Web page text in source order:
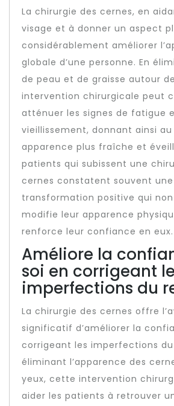
La chirurgie des cernes, en
visage et à donner un aspect
considérablement améliorer
globale d’une personne. En
de peau et de graisse autour
intervention chirurgicale peut
atténuer les signes de fatigue
vieillissement, donnant ainsi au
apparence plus fraîche et
patients qui subissent une
cernes constatent souvent une
transformation positive qui
modifie leur apparence
renforce leur confiance en eux.
Améliore la
soi en corrigeant
imperfections du
La chirurgie des cernes offre
significatif d’améliorer la
corrigeant les imperfections du
éliminant l’apparence des
yeux, cette intervention
aider les patients à retrouver